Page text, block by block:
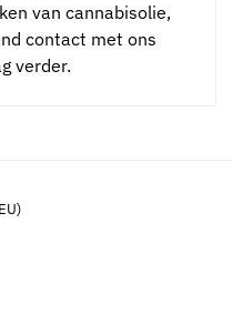
van cannabisolie,
contact met ons
verder.